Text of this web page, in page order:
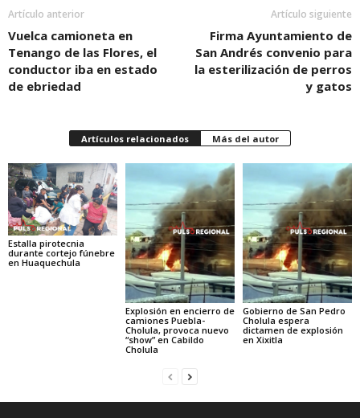
Artículo anterior
Vuelca camioneta en
Tenango de las Flores, el
conductor iba en estado
de ebriedad
Artículo siguiente
Firma Ayuntamiento de
San Andrés convenio para
la esterilización de perros
y gatos
Artículos relacionados Más del autor
Estalla pirotecnia
durante cortejo fúnebre
en Huaquechula
Explosión en encierro de
camiones Puebla-
Cholula, provoca nuevo
“show” en Cabildo
Cholula
Gobierno de San Pedro
Cholula espera
dictamen de explosión
en Xixitla